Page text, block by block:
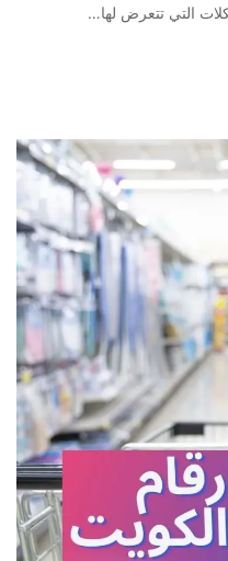
التي تتعرض لها…